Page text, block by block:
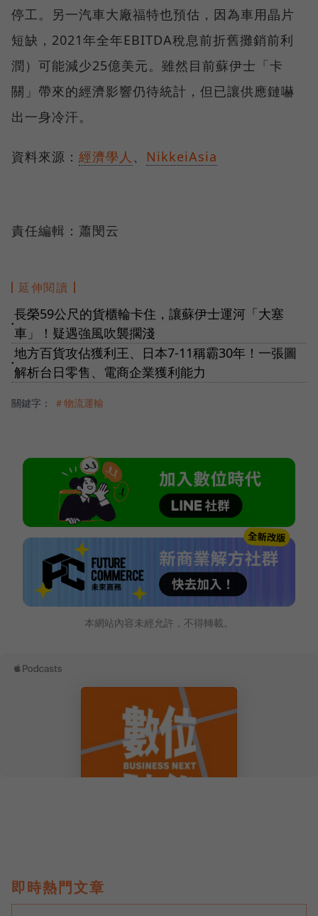
停工。另一汽車大廠福特也預估，因為車用晶片
短缺，2021年全年EBITDA稅息前折舊攤銷前利
潤）可能減少25億美元。雖然目前蘇伊士「卡
關」帶來的經濟影響仍待統計，但已讓供應鏈嚇
出一身冷汗。
資料來源： 經濟學人 、 NikkeiAsia
責任編輯：蕭閔云
延伸閱讀
●
長榮59公尺的貨櫃輪卡住，讓蘇伊士運河「大塞
車」！疑遇強風吹襲擱淺
●
地方百貨攻佔獲利王、日本7-11稱霸30年！一張圖
解析台日零售、電商企業獲利能力
關鍵字： ＃物流運輸
本網站內容未經允許，不得轉載。
即時熱門文章